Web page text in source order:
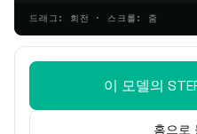
드래그: 회전 · 스크롤: 줌
이 모델의
홈으로